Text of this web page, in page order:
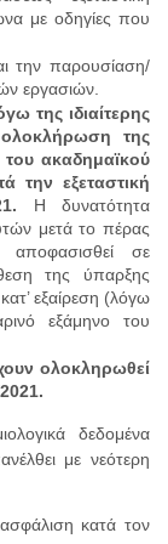
με οδηγίες που
την παρουσίαση/
εργασιών.
της ιδιαίτερης
της
του ακαδημαϊκού
την εξεταστική
Η δυνατότητα
μετά το πέρας
αποφασισθεί σε
της ύπαρξης
εξαίρεση (λόγω
εξάμηνο του
ολοκληρωθεί
δεδομένα
με νεότερη
κατά τον